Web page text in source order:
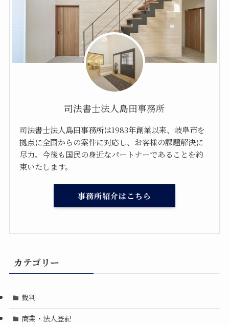
司法書士法人島田事務所
司法書士法人島田事務所は1983年創業以来、岐阜市を
拠点に全国からの案件に対応し、お客様の課題解決に
尽力。今後も国民の身近なパートナーであることを約
束いたします。
事務所紹介はこちら
カテゴリー
裁判
商業・法人登記